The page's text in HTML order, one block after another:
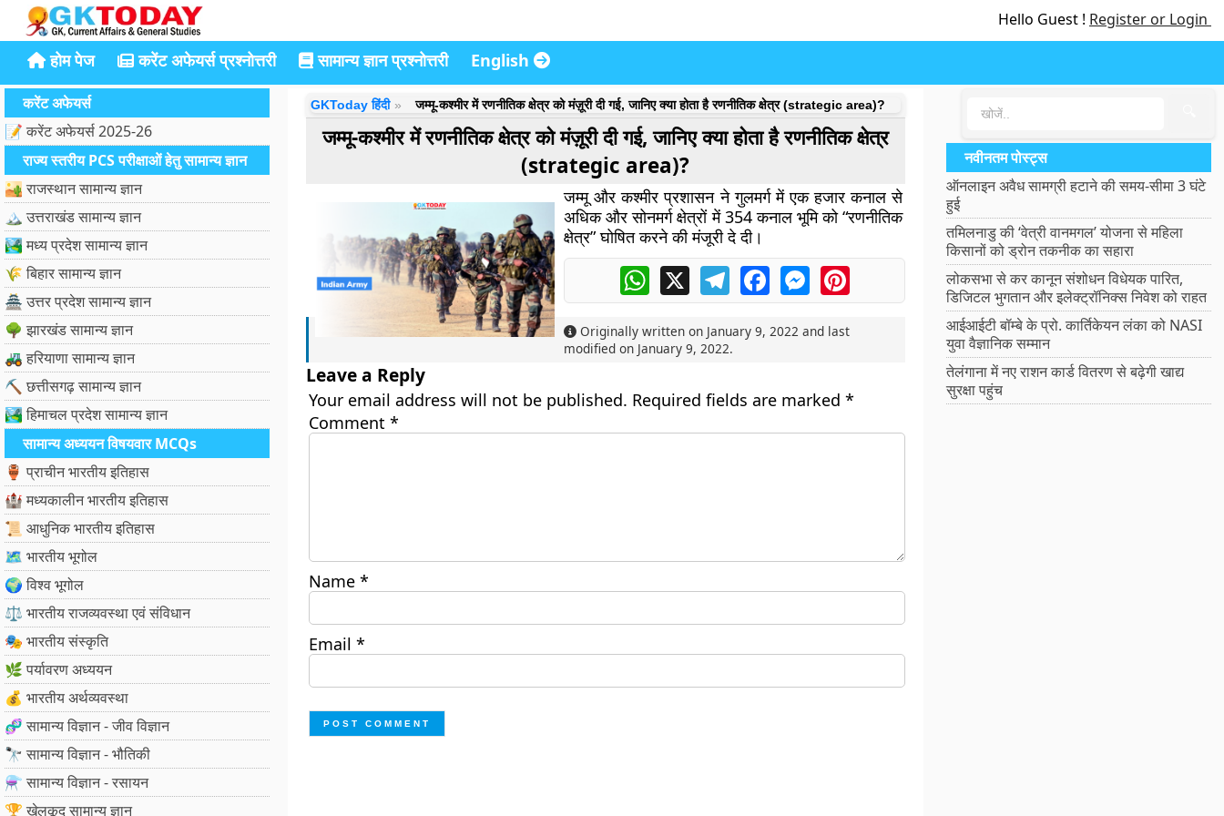
Hello Guest ! Register or Login
होम पेज करेंट अफेयर्स प्रश्नोत्तरी सामान्य ज्ञान प्रश्नोत्तरी English
करेंट अफेयर्स
📝 करेंट अफेयर्स 2025-26
राज्य स्तरीय PCS परीक्षाओं हेतु सामान्य ज्ञान
🏜️ राजस्थान सामान्य ज्ञान
🏔️ उत्तराखंड सामान्य ज्ञान
🏞️ मध्य प्रदेश सामान्य ज्ञान
🌾 बिहार सामान्य ज्ञान
🏯 उत्तर प्रदेश सामान्य ज्ञान
🌳 झारखंड सामान्य ज्ञान
🚜 हरियाणा सामान्य ज्ञान
⛏️ छत्तीसगढ़ सामान्य ज्ञान
🏞️ हिमाचल प्रदेश सामान्य ज्ञान
सामान्य अध्ययन विषयवार MCQs
🏺 प्राचीन भारतीय इतिहास
🏰 मध्यकालीन भारतीय इतिहास
📜 आधुनिक भारतीय इतिहास
🗺️ भारतीय भूगोल
🌍 विश्व भूगोल
⚖️ भारतीय राजव्यवस्था एवं संविधान
🎭 भारतीय संस्कृति
🌿 पर्यावरण अध्ययन
💰 भारतीय अर्थव्यवस्था
🧬 सामान्य विज्ञान - जीव विज्ञान
🔭 सामान्य विज्ञान - भौतिकी
⚗️ सामान्य विज्ञान - रसायन
🏆 खेलकूद सामान्य ज्ञान
GKToday हिंदी जम्मू-कश्मीर में रणनीतिक क्षेत्र को मंज़ूरी दी गई, जानिए क्या होता है रणनीतिक क्षेत्र (strategic area)?
जम्मू-कश्मीर में रणनीतिक क्षेत्र को मंज़ूरी दी गई, जानिए क्या होता है रणनीतिक क्षेत्र
(strategic area)?
जम्मू और कश्मीर प्रशासन ने गुलमर्ग में एक हजार कनाल से
अधिक और सोनमर्ग क्षेत्रों में 354 कनाल भूमि को “रणनीतिक
क्षेत्र” घोषित करने की मंजूरी दे दी।
WhatsApp
X TelegramFacebookMessengerPinterest
Originally written on January 9, 2022 and last
modified on January 9, 2022.
Leave a Reply
Your email address will not be published. Required fields are marked *
Comment *
Name *
Email *
नवीनतम पोस्ट्स
ऑनलाइन अवैध सामग्री हटाने की समय-सीमा 3 घंटे
हुई
तमिलनाडु की ‘वेत्री वानमगल’ योजना से महिला
किसानों को ड्रोन तकनीक का सहारा
लोकसभा से कर कानून संशोधन विधेयक पारित,
डिजिटल भुगतान और इलेक्ट्रॉनिक्स निवेश को राहत
आईआईटी बॉम्बे के प्रो. कार्तिकेयन लंका को NASI
युवा वैज्ञानिक सम्मान
तेलंगाना में नए राशन कार्ड वितरण से बढ़ेगी खाद्य
सुरक्षा पहुंच